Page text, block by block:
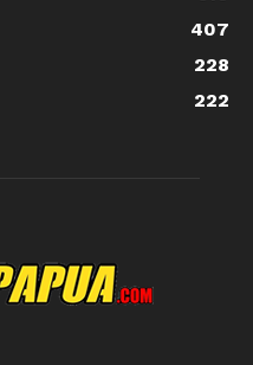
407
228
222